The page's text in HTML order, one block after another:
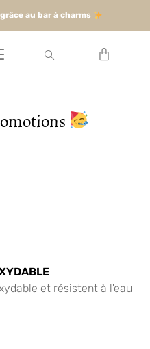
au bar à charms
et résistent à l'eau